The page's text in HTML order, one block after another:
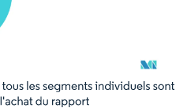
nécessite une attribution sous CC BY